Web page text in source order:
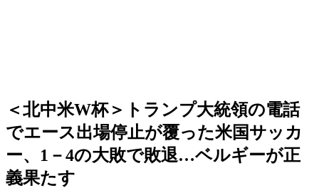
＜北中米W杯＞トランプ大統領の電話
でエース出場停止が覆った米国サッカ
ー、1－4の大敗で敗退…ベルギーが正
義果たす